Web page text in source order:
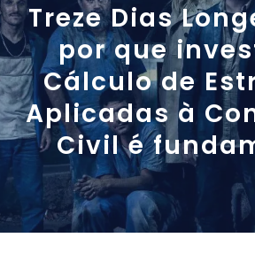
Treze Dias
por que
Cálculo de
Aplicadas à
Civil é